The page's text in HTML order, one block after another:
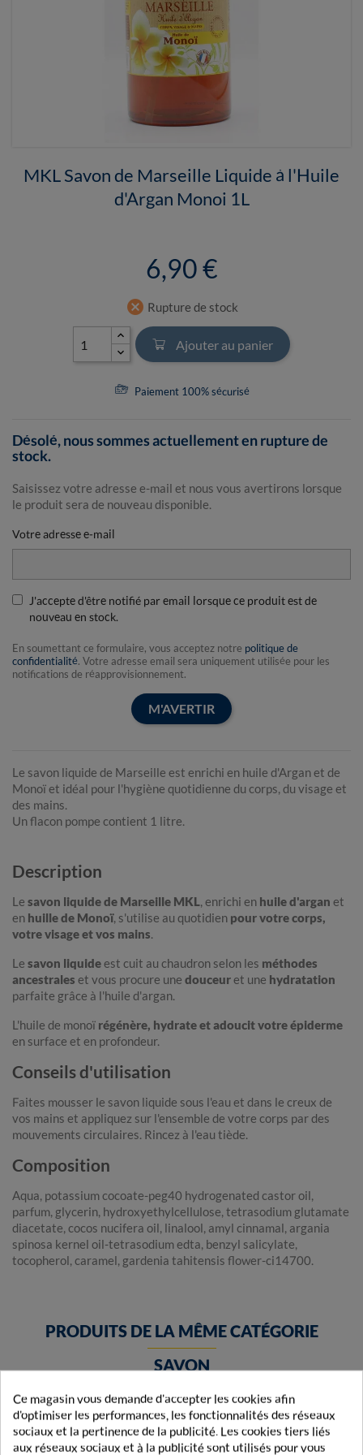
MKL Savon de Marseille Liquide à l'Huile
d'Argan Monoi 1L
6,90 €
cancel Rupture de stock
Ajouter au panier
Paiement 100% sécurisé
Désolé, nous sommes actuellement en rupture de
stock.
Saisissez votre adresse e-mail et nous vous avertirons lorsque
le produit sera de nouveau disponible.
Votre adresse e-mail
J'accepte d'être notifié par email lorsque ce produit est de
nouveau en stock.
En soumettant ce formulaire, vous acceptez notre politique de
confidentialité. Votre adresse email sera uniquement utilisée pour les
notifications de réapprovisionnement.
M'AVERTIR
Le savon liquide de Marseille est enrichi en huile d'Argan et de
Monoï et idéal pour l'hygiène quotidienne du corps, du visage et
des mains.
Un flacon pompe contient 1 litre.
Description
Le savon liquide de Marseille MKL, enrichi en huile d'argan et
en huille de Monoï, s'utilise au quotidien pour votre corps,
votre visage et vos mains.
Le savon liquideest cuit au chaudron selon les méthodes
ancestrales et vous procure une douceuret une hydratation
parfaite grâce à l'huile d'argan.
L'huile de monoï régénère, hydrate et adoucit votre épiderme
en surface et en profondeur.
Conseils d'utilisation
Faites mousser le savon liquide sous l'eau et dans le creux de
vos mains et appliquez sur l'ensemble de votre corps par des
mouvements circulaires. Rincez à l'eau tiède.
Composition
Aqua, potassium cocoate-peg40 hydrogenated castor oil,
parfum, glycerin, hydroxyethylcellulose, tetrasodium glutamate
diacetate, cocos nucifera oil, linalool, amyl cinnamal, argania
spinosa kernel oil-tetrasodium edta, benzyl salicylate,
tocopherol, caramel, gardenia tahitensis flower-ci14700.
PRODUITS DE LA MÊME CATÉGORIE
SAVON
Ce magasin vous demande d'accepter les cookies afin
d'optimiser les performances, les fonctionnalités des réseaux
sociaux et la pertinence de la publicité. Les cookies tiers liés
aux réseaux sociaux et à la publicité sont utilisés pour vous